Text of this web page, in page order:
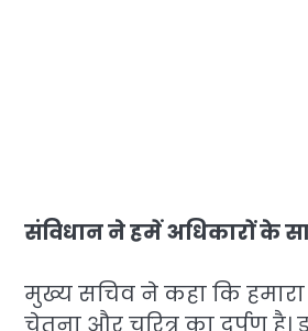
संविधान ने हमें अधिकारों के
मुख्य सचिव ने कहा कि
चेतना और चरित्र का दर्पण